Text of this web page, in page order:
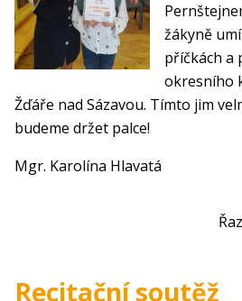
žákyně
příčkách a
okresního
Žďáře nad Sázavou. Tímto jim
budeme držet palce!
Mgr. Karolína Hlavatá
Recitační soutěž